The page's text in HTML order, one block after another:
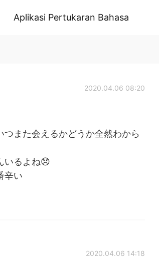
Aplikasi Pertukaran Bahasa
2020.04.06 08:20
また会えるかどうか全然わから
いるよね😞
辛い
2020.04.06 14:18